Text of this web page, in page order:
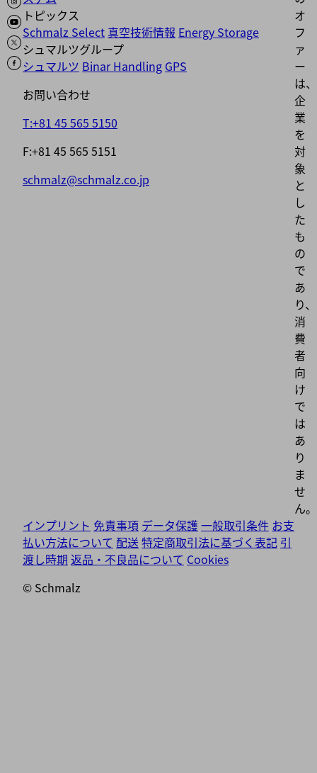
トピックス
Schmalz Select 真空技術情報 Energy Storage
シュマルツグループ
シュマルツ Binar Handling GPS
お問い合わせ
T:+81 45 565 5150
F:+81 45 565 5151
schmalz@schmalz.co.jp
オ
フ
ァ
ー
は、
企
業
を
対
象
と
し
た
も
の
で
あ
り、
消
費
者
向
け
で
は
あ
り
ま
せ
ん。
インプリント 免責事項 データ保護 一般取引条件 お支
払い方法について 配送特定商取引法に基づく表記 引
渡し時期 返品・不良品について Cookies
© Schmalz